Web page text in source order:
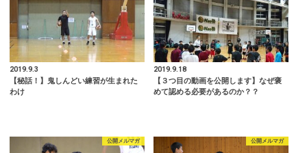
2019.9.3
【秘話！】鬼しんどい練習が生まれた
わけ
2019.9.18
【３つ目の動画を公開します】なぜ褒
めて認める必要があるのか？？
公開メルマガ 公開メルマガ